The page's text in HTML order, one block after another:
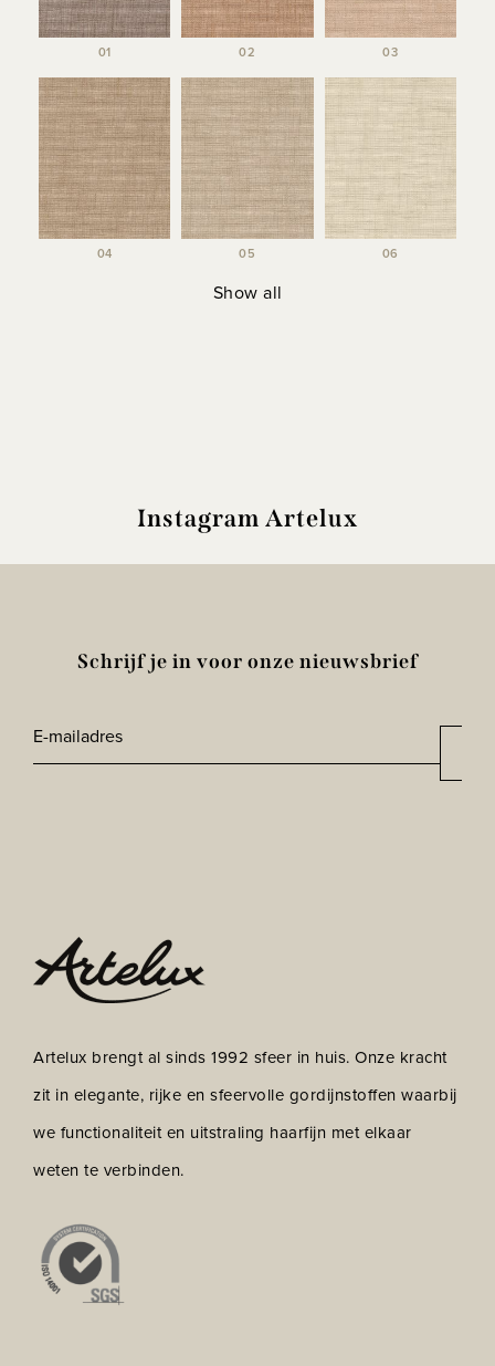
01 02 03
04 05 06
Show all
Instagram Artelux
Schrijf je in voor onze nieuwsbrief
E-
mailadres*
Artelux brengt al sinds 1992 sfeer in huis. Onze kracht
zit in elegante, rijke en sfeervolle gordijnstoffen waarbij
we functionaliteit en uitstraling haarfijn met elkaar
weten te verbinden.